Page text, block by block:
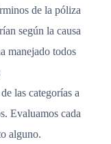
de la póliza
según la causa
manejado todos
las categorías a
Evaluamos cada
alguno.